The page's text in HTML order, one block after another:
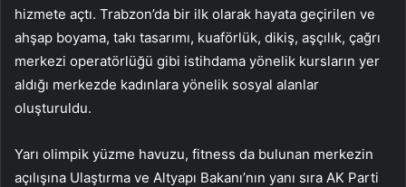
hizmete açtı. Trabzon’da bir ilk olarak hayata geçirilen ve
ahşap boyama, takı tasarımı, kuaförlük, dikiş, aşçılık, çağrı
merkezi operatörlüğü gibi istihdama yönelik kursların yer
aldığı merkezde kadınlara yönelik sosyal alanlar
oluşturuldu.
Yarı olimpik yüzme havuzu, fitness da bulunan merkezin
açılışına Ulaştırma ve Altyapı Bakanı’nın yanı sıra AK Parti